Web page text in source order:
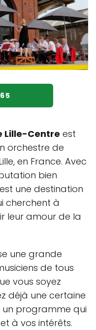
Lille-Centre est
orchestre de
en France. Avec
bien
une destination
cherchent à
leur amour de la
une grande
de tous
vous soyez
déjà une certaine
un programme qui
à vos intérêts.